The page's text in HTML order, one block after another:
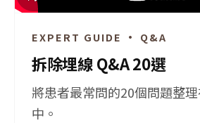
EXPERT GUIDE · Q&A
拆除埋線 Q&A 20選
將患者最常問的20個問題整
中。